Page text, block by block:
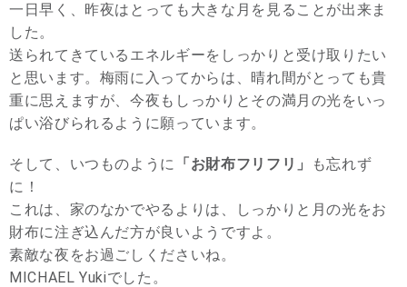
一日早く、昨夜はとっても大きな月を見ることが出来ま
した。
送られてきているエネルギーをしっかりと受け取りたい
と思います。梅雨に入ってからは、晴れ間がとっても貴
重に思えますが、今夜もしっかりとその満月の光をいっ
ぱい浴びられるように願っています。
そして、いつものように 「お財布フリフリ」
も忘れず
に！
これは、家のなかでやるよりは、しっかりと月の光をお
財布に注ぎ込んだ方が良いようですよ。
素敵な夜をお過ごしくださいね。
MICHAEL Yukiでした。